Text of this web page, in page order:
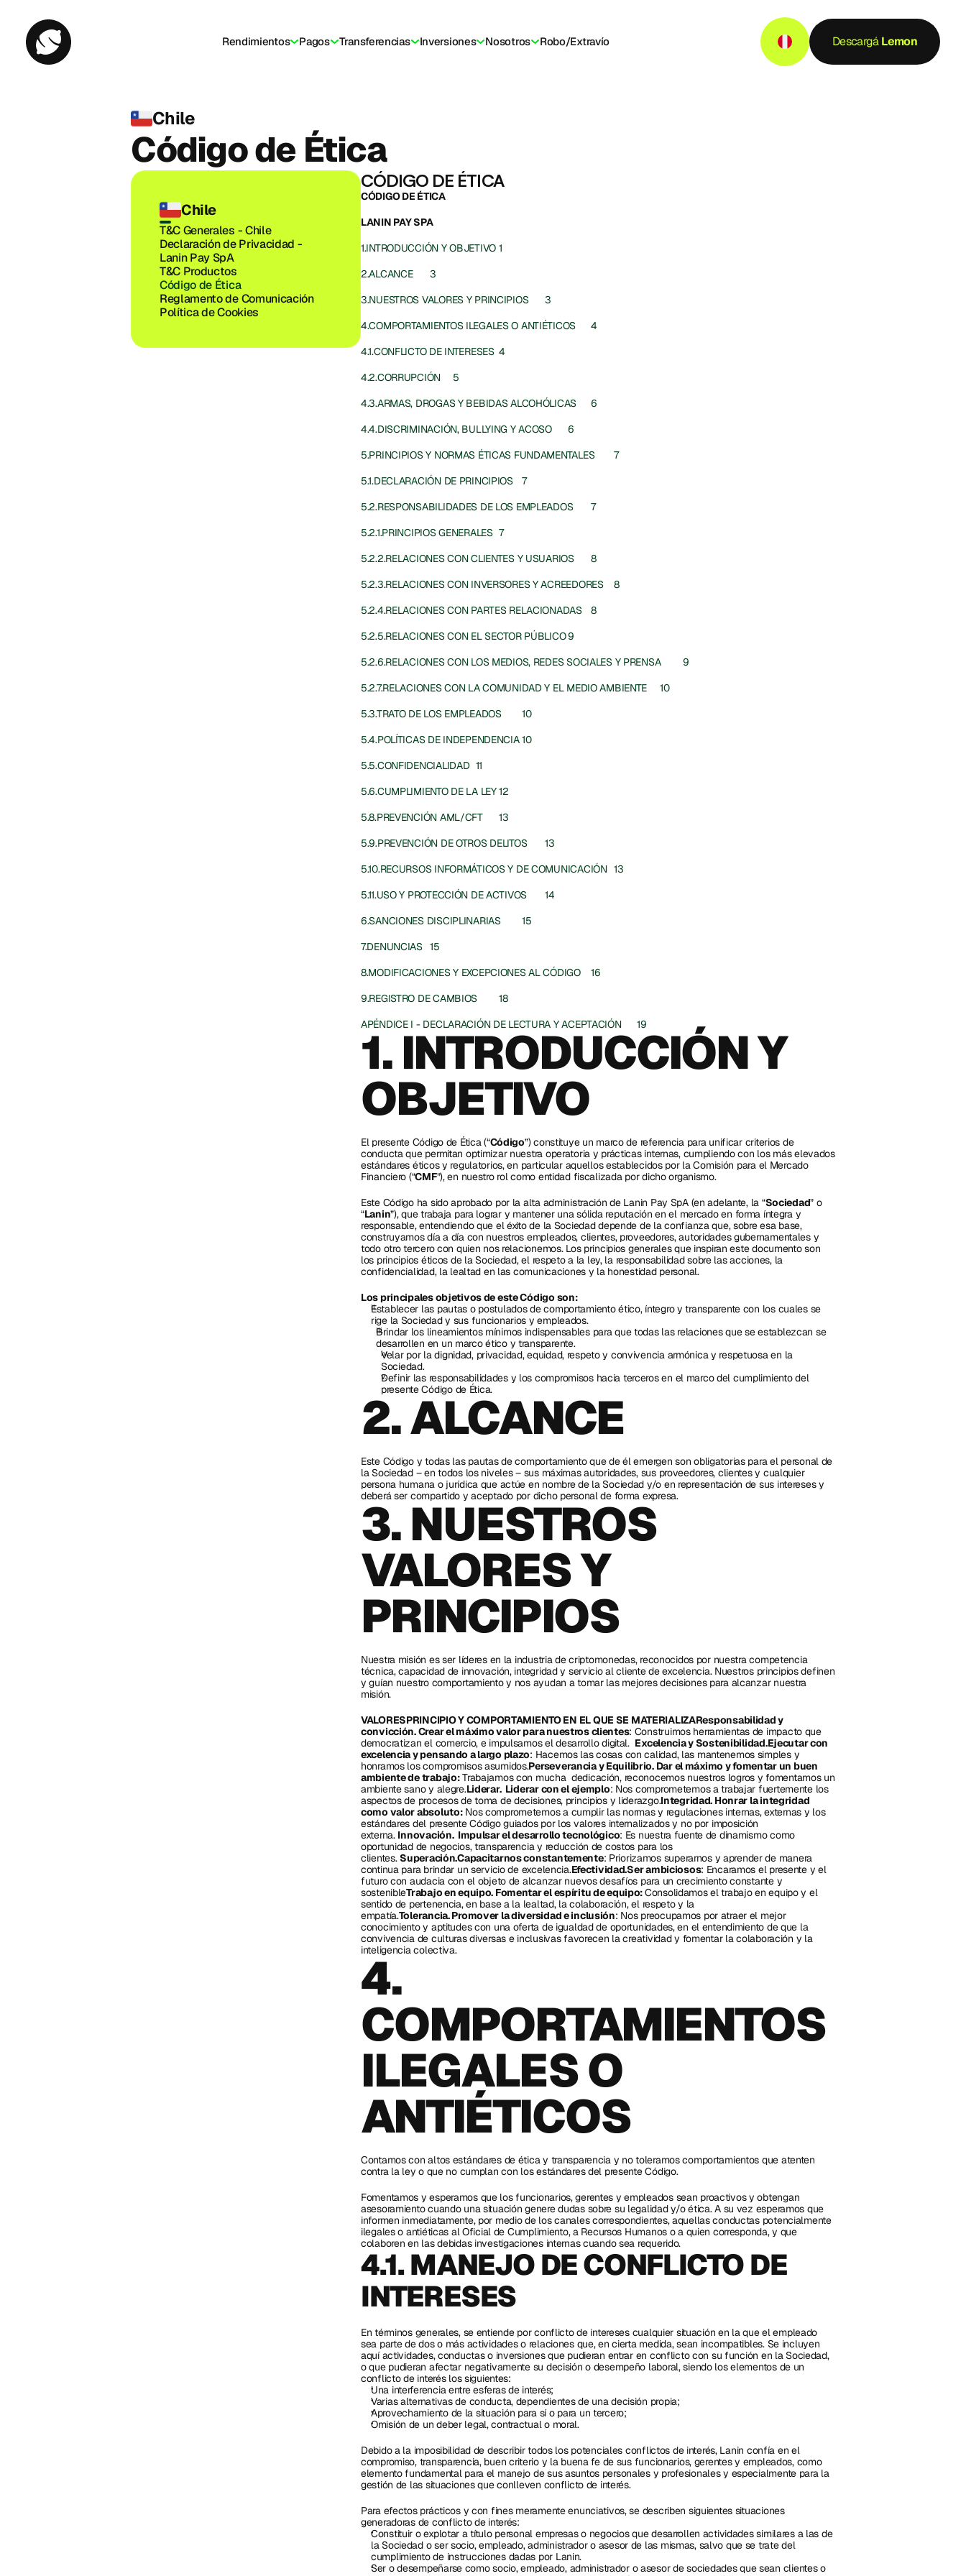
Rendimientos Pagos Transferencias Inversiones Nosotros Robo/Extravío Descargá Lemon
Chile
Código de Ética
Chile
T&C Generales - Chile
Declaración de Privacidad -
Lanin Pay SpA
T&C Productos
Código de Ética
Reglamento de Comunicación
Política de Cookies
CÓDIGO DE ÉTICA
CÓDIGO DE ÉTICA
LANIN PAY SPA
1.INTRODUCCIÓN Y OBJETIVO	1
2.ALCANCE	3
3.NUESTROS VALORES Y PRINCIPIOS	3
4.COMPORTAMIENTOS ILEGALES O ANTIÉTICOS	4
4.1.CONFLICTO DE INTERESES	4
4.2.CORRUPCIÓN	5
4.3.ARMAS, DROGAS Y BEBIDAS ALCOHÓLICAS	6
4.4.DISCRIMINACIÓN, BULLYING Y ACOSO	6
5.PRINCIPIOS Y NORMAS ÉTICAS FUNDAMENTALES	7
5.1.DECLARACIÓN DE PRINCIPIOS	7
5.2.RESPONSABILIDADES DE LOS EMPLEADOS	7
5.2.1.PRINCIPIOS GENERALES	7
5.2.2.RELACIONES CON CLIENTES Y USUARIOS	8
5.2.3.RELACIONES CON INVERSORES Y ACREEDORES	8
5.2.4.RELACIONES CON PARTES RELACIONADAS	8
5.2.5.RELACIONES CON EL SECTOR PÚBLICO	9
5.2.6.RELACIONES CON LOS MEDIOS, REDES SOCIALES Y PRENSA	9
5.2.7.RELACIONES CON LA COMUNIDAD Y EL MEDIO AMBIENTE	10
5.3.TRATO DE LOS EMPLEADOS	10
5.4.POLÍTICAS DE INDEPENDENCIA	10
5.5.CONFIDENCIALIDAD	11
5.6.CUMPLIMIENTO DE LA LEY	12
5.8.PREVENCIÓN AML/CFT	13
5.9.PREVENCIÓN DE OTROS DELITOS	13
5.10.RECURSOS INFORMÁTICOS Y DE COMUNICACIÓN	13
5.11.USO Y PROTECCIÓN DE ACTIVOS	14
6.SANCIONES DISCIPLINARIAS	15
7.DENUNCIAS	15
8.MODIFICACIONES Y EXCEPCIONES AL CÓDIGO	16
9.REGISTRO DE CAMBIOS	18
APÉNDICE I - DECLARACIÓN DE LECTURA Y ACEPTACIÓN	19
1. INTRODUCCIÓN Y
OBJETIVO
El presente Código de Ética (“Código”) constituye un marco de referencia para unificar criterios de
conducta que permitan optimizar nuestra operatoria y prácticas internas, cumpliendo con los más elevados
estándares éticos y regulatorios, en particular aquellos establecidos por la Comisión para el Mercado
Financiero (“CMF”), en nuestro rol como entidad fiscalizada por dicho organismo.
Este Código ha sido aprobado por la alta administración de Lanin Pay SpA (en adelante, la “Sociedad” o
“Lanin”), que trabaja para lograr y mantener una sólida reputación en el mercado en forma íntegra y
responsable, entendiendo que el éxito de la Sociedad depende de la confianza que, sobre esa base,
construyamos día a día con nuestros empleados, clientes, proveedores, autoridades gubernamentales y
todo otro tercero con quien nos relacionemos. Los principios generales que inspiran este documento son
los principios éticos de la Sociedad, el respeto a la ley, la responsabilidad sobre las acciones, la
confidencialidad, la lealtad en las comunicaciones y la honestidad personal.
Los principales objetivos de este Código son:
Establecer las pautas o postulados de comportamiento ético, íntegro y transparente con los cuales se
rige la Sociedad y sus funcionarios y empleados.
Brindar los lineamientos mínimos indispensables para que todas las relaciones que se establezcan se
desarrollen en un marco ético y transparente.
Velar por la dignidad, privacidad, equidad, respeto y convivencia armónica y respetuosa en la
Sociedad.
Definir las responsabilidades y los compromisos hacia terceros en el marco del cumplimiento del
presente Código de Ética.
2. ALCANCE
Este Código y todas las pautas de comportamiento que de él emergen son obligatorias para el personal de
la Sociedad – en todos los niveles – sus máximas autoridades, sus proveedores, clientes y cualquier
persona humana o jurídica que actúe en nombre de la Sociedad y/o en representación de sus intereses y
deberá ser compartido y aceptado por dicho personal de forma expresa.
3. NUESTROS
VALORES Y
PRINCIPIOS
Nuestra misión es ser líderes en la industria de criptomonedas, reconocidos por nuestra competencia
técnica, capacidad de innovación, integridad y servicio al cliente de excelencia. Nuestros principios definen
y guían nuestro comportamiento y nos ayudan a tomar las mejores decisiones para alcanzar nuestra
misión.
VALORESPRINCIPIO Y COMPORTAMIENTO EN EL QUE SE MATERIALIZAResponsabilidad y
convicción. Crear el máximo valor para nuestros clientes: Construimos herramientas de impacto que
democratizan el comercio, e impulsamos el desarrollo digital. Excelencia y Sostenibilidad.Ejecutar con
excelencia y pensando a largo plazo: Hacemos las cosas con calidad, las mantenemos simples y
honramos los compromisos asumidos.Perseverancia y Equilibrio. Dar el máximo y fomentar un buen
ambiente de trabajo: Trabajamos con mucha  dedicación, reconocemos nuestros logros y fomentamos un
ambiente sano y alegre.Liderar.  Liderar con el ejemplo: Nos comprometemos a trabajar fuertemente los
aspectos de procesos de toma de decisiones, principios y liderazgo.Integridad. Honrar la integridad
como valor absoluto: Nos comprometemos a cumplir las normas y regulaciones internas, externas y los
estándares del presente Código guiados por los valores internalizados y no por imposición
externa. Innovación.  Impulsar el desarrollo tecnológico: Es nuestra fuente de dinamismo como
oportunidad de negocios, transparencia y reducción de costos para los
clientes. Superación.Capacitarnos constantemente: Priorizamos superarnos y aprender de manera
continua para brindar un servicio de excelencia.Efectividad.Ser ambiciosos: Encaramos el presente y el
futuro con audacia con el objeto de alcanzar nuevos desafíos para un crecimiento constante y
sostenibleTrabajo en equipo. Fomentar el espíritu de equipo: Consolidamos el trabajo en equipo y el
sentido de pertenencia, en base a la lealtad, la colaboración, el respeto y la
empatía.Tolerancia. Promover la diversidad e inclusión: Nos preocupamos por atraer el mejor
conocimiento y aptitudes con una oferta de igualdad de oportunidades, en el entendimiento de que la
convivencia de culturas diversas e inclusivas favorecen la creatividad y fomentar la colaboración y la
inteligencia colectiva.
4.
COMPORTAMIENTOS
ILEGALES O
ANTIÉTICOS
Contamos con altos estándares de ética y transparencia y no toleramos comportamientos que atenten
contra la ley o que no cumplan con los estándares del presente Código.
Fomentamos y esperamos que los funcionarios, gerentes y empleados sean proactivos y obtengan
asesoramiento cuando una situación genere dudas sobre su legalidad y/o ética. A su vez esperamos que
informen inmediatamente, por medio de los canales correspondientes, aquellas conductas potencialmente
ilegales o antiéticas al Oficial de Cumplimiento, a Recursos Humanos o a quien corresponda, y que
colaboren en las debidas investigaciones internas cuando sea requerido.
4.1. MANEJO DE CONFLICTO DE
INTERESES
En términos generales, se entiende por conflicto de intereses cualquier situación en la que el empleado
sea parte de dos o más actividades o relaciones que, en cierta medida, sean incompatibles. Se incluyen
aquí actividades, conductas o inversiones que pudieran entrar en conflicto con su función en la Sociedad,
o que pudieran afectar negativamente su decisión o desempeño laboral, siendo los elementos de un
conflicto de interés los siguientes:
Una interferencia entre esferas de interés;
Varias alternativas de conducta, dependientes de una decisión propia;
Aprovechamiento de la situación para sí o para un tercero;
Omisión de un deber legal, contractual o moral.
Debido a la imposibilidad de describir todos los potenciales conflictos de interés, Lanin confía en el
compromiso, transparencia, buen criterio y la buena fe de sus funcionarios, gerentes y empleados, como
elemento fundamental para el manejo de sus asuntos personales y profesionales y especialmente para la
gestión de las situaciones que conlleven conflicto de interés.
Para efectos prácticos y con fines meramente enunciativos, se describen siguientes situaciones
generadoras de conflicto de interés:
Constituir o explotar a título personal empresas o negocios que desarrollen actividades similares a las de
la Sociedad o ser socio, empleado, administrador o asesor de las mismas, salvo que se trate del
cumplimiento de instrucciones dadas por Lanin.
Ser o desempeñarse como socio, empleado, administrador o asesor de sociedades que sean clientes o